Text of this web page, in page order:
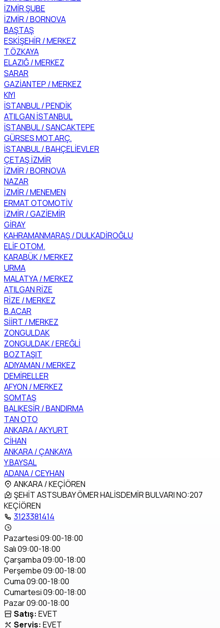
İZMİR ŞUBE
İZMİR / BORNOVA
BAŞTAŞ
ESKİŞEHİR / MERKEZ
T.ÖZKAYA
ELAZIĞ / MERKEZ
SARAR
GAZİANTEP / MERKEZ
KIYI
İSTANBUL / PENDİK
ATILGAN İSTANBUL
İSTANBUL / SANCAKTEPE
GÜRSES MOT.ARÇ.
İSTANBUL / BAHÇELİEVLER
ÇETAŞ İZMİR
İZMİR / BORNOVA
NAZAR
İZMİR / MENEMEN
ERMAT OTOMOTİV
İZMİR / GAZİEMİR
GİRAY
KAHRAMANMARAŞ / DULKADİROĞLU
ELİF OTOM.
KARABÜK / MERKEZ
URMA
MALATYA / MERKEZ
ATILGAN RİZE
RİZE / MERKEZ
B.ACAR
SİİRT / MERKEZ
ZONGULDAK
ZONGULDAK / EREĞLİ
BOZTAŞIT
ADIYAMAN / MERKEZ
DEMİRELLER
AFYON / MERKEZ
SOMTAŞ
BALIKESİR / BANDIRMA
TAN OTO
ANKARA / AKYURT
CİHAN
ANKARA / ÇANKAYA
Y.BAYSAL
ADANA / CEYHAN
ANKARA / KEÇİÖREN
ŞEHİT ASTSUBAY ÖMER HALİSDEMİR BULVARI NO:207
KEÇİÖREN
3123381414
Pazartesi 09:00-18:00
Salı 09:00-18:00
Çarşamba 09:00-18:00
Perşembe 09:00-18:00
Cuma 09:00-18:00
Cumartesi 09:00-18:00
Pazar 09:00-18:00
Satış: EVET
Servis: EVET